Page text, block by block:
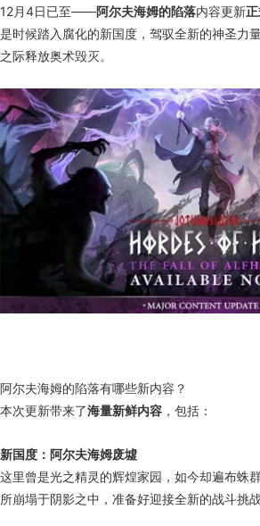
12月4日已至——阿尔夫海姆的陷落内容更新正
是时候踏入腐化的新国度，驾驭全新的神圣力
之际释放奥术毁灭。
阿尔夫海姆的陷落有哪些新内容？
本次更新带来了海量新鲜内容 ，包括：
新国度：阿尔夫海姆废墟
这里曾是光之精灵的辉煌家园，如今却遍布蛛
所崩塌于阴影之中，准备好迎接全新的战斗挑战